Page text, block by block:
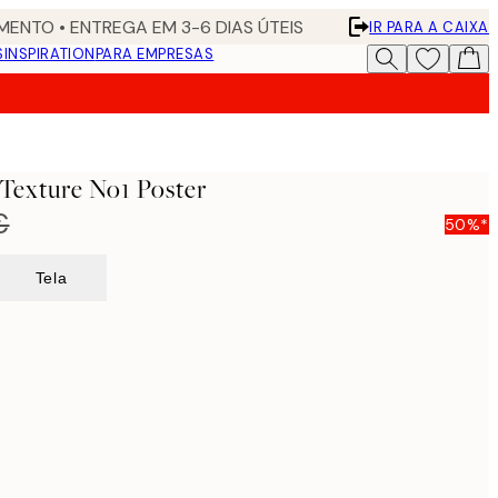
• ENTREGA EM 3-6 DIAS ÚTEIS
IR PARA A CAIXA
INSPIRATIONPARA EMPRESAS
No1 Poster
50%*
Tela